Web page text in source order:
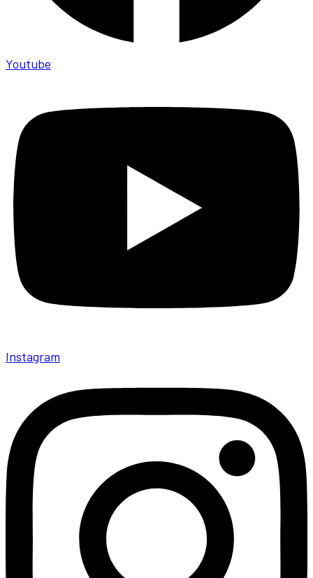
Youtube
Instagram